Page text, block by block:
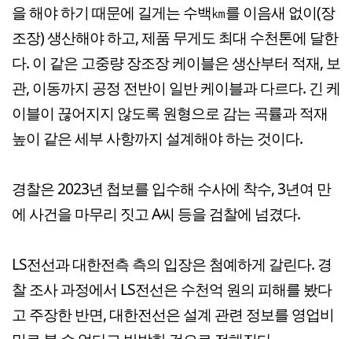
을 해야 하기 때문에 길게는 수백㎞를 이음새 없이(장
조장) 생산해야 하고, 제품 무게도 최대 수천톤에 달한
다. 이 같은 고중량 장조장 케이블은 생산부터 적재, 보
관, 이동까지 공정 전반이 일반 케이블과 다르다. 긴 케
이블이 끊어지지 않도록 원형으로 감는 곡률과 적재
높이 같은 세부 사항까지 설계해야 하는 것이다.
경찰은 2023년 첩보를 입수해 수사에 착수, 3년여 만
에 사건을 마무리 짓고 A씨 등을 검찰에 넘겼다.
LS전선과 대한전측 측의 입장은 첨예하게 갈린다. 경
찰 조사 과정에서 LS전선은 수천억 원의 피해를 봤다
고 주장한 반면, 대한전선은 설계 관련 정보를 영업비